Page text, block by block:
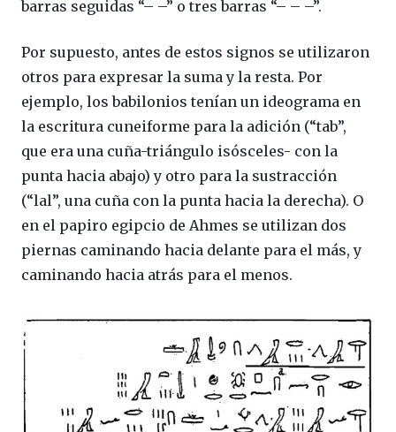
barras seguidas “– –” o tres barras “– – –”.
Por supuesto, antes de estos signos se utilizaron
otros para expresar la suma y la resta. Por
ejemplo, los babilonios tenían un ideograma en
la escritura cuneiforme para la adición (“tab”,
que era una cuña-triángulo isósceles- con la
punta hacia abajo) y otro para la sustracción
(“lal”, una cuña con la punta hacia la derecha). O
en el papiro egipcio de Ahmes se utilizan dos
piernas caminando hacia delante para el más, y
caminando hacia atrás para el menos.